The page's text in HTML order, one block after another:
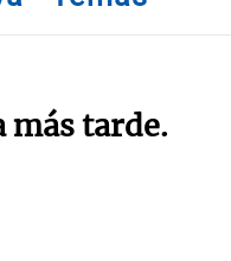
más tarde.